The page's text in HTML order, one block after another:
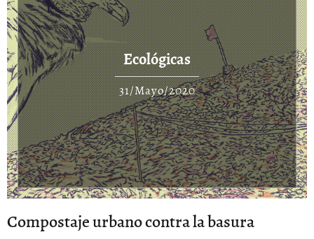
Ecológicas
31/Mayo/2020
Compostaje urbano contra la basura